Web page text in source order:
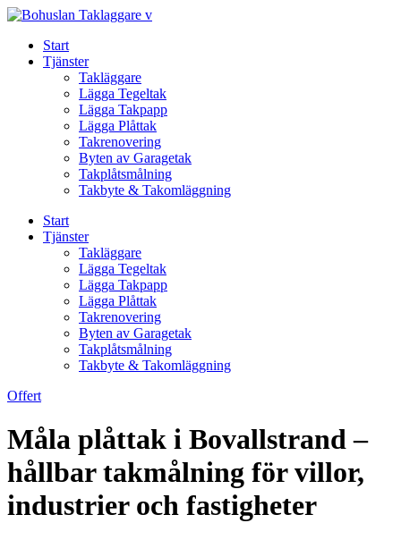
Skip
contentStart
Tjänster
Takläggare
Lägga Tegeltak
Lägga Takpapp
Lägga Plåttak
Takrenovering
Byten av Garagetak
Takplåtsmålning
Takbyte & Takomläggning
Start
Tjänster
Takläggare
Lägga Tegeltak
Lägga Takpapp
Lägga Plåttak
Takrenovering
Byten av Garagetak
Takplåtsmålning
Takbyte & Takomläggning
Offert
Måla plåttak i Bovallstrand –
hållbar takmålning för villor,
industrier och fastigheter